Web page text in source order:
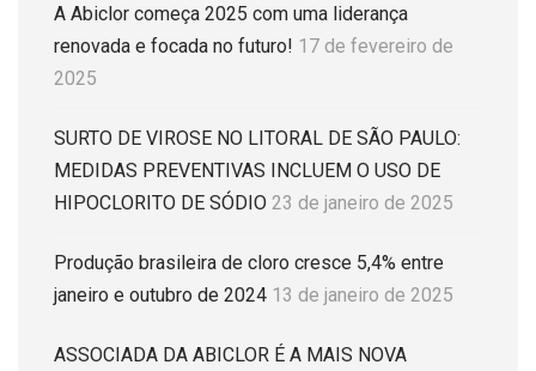
A Abiclor começa 2025 com uma liderança
renovada e focada no futuro! 17 de fevereiro de
2025
SURTO DE VIROSE NO LITORAL DE SÃO PAULO:
MEDIDAS PREVENTIVAS INCLUEM O USO DE
HIPOCLORITO DE SÓDIO 23 de janeiro de 2025
Produção brasileira de cloro cresce 5,4% entre
janeiro e outubro de 2024 13 de janeiro de 2025
ASSOCIADA DA ABICLOR É A MAIS NOVA